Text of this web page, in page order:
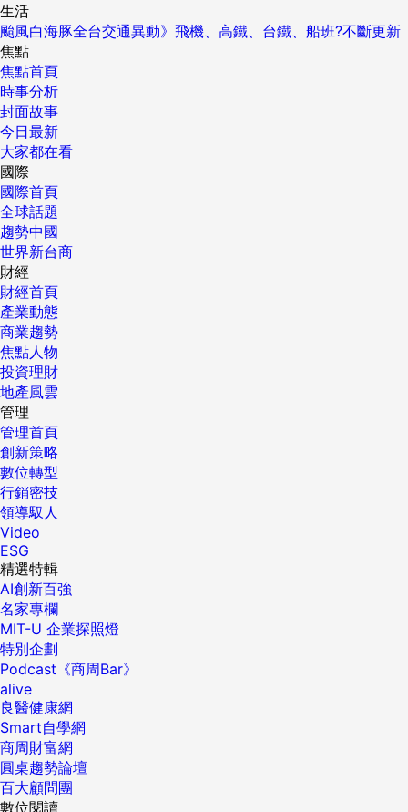
生活
颱風白海豚全台交通異動》飛機、高鐵、台鐵、船班?不斷更新
焦點
焦點首頁
時事分析
封面故事
今日最新
大家都在看
國際
國際首頁
全球話題
趨勢中國
世界新台商
財經
財經首頁
產業動態
商業趨勢
焦點人物
投資理財
地產風雲
管理
管理首頁
創新策略
數位轉型
行銷密技
領導馭人
Video
ESG
精選特輯
AI創新百強
名家專欄
MIT-U 企業探照燈
特別企劃
Podcast《商周Bar》
alive
良醫健康網
Smart自學網
商周財富網
圓桌趨勢論壇
百大顧問團
數位閱讀